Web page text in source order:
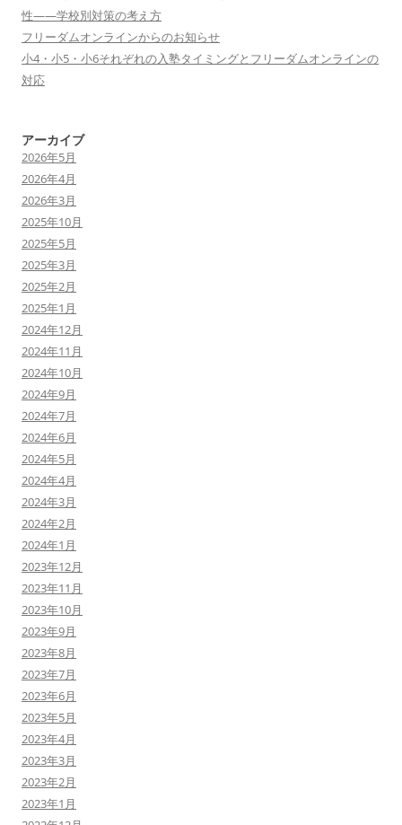
性——学校別対策の考え方
フリーダムオンラインからのお知らせ
小4・小5・小6それぞれの入塾タイミングとフリーダムオンラインの
対応
アーカイブ
2026年5月
2026年4月
2026年3月
2025年10月
2025年5月
2025年3月
2025年2月
2025年1月
2024年12月
2024年11月
2024年10月
2024年9月
2024年7月
2024年6月
2024年5月
2024年4月
2024年3月
2024年2月
2024年1月
2023年12月
2023年11月
2023年10月
2023年9月
2023年8月
2023年7月
2023年6月
2023年5月
2023年4月
2023年3月
2023年2月
2023年1月